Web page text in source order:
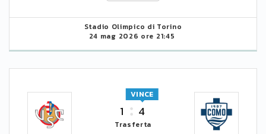
Stadio Olimpico di Torino
24 mag 2026 ore 21:45
1 4
VINCE
Trasferta